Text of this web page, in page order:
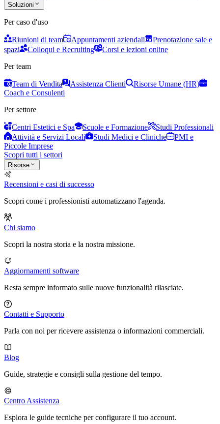
Soluzioni
Per caso d'uso
Riunioni di team Appuntamenti aziendali
Prenotazione sale e
spazi
Colloqui e Recruiting
Corsi e lezioni online
Per team
Team di Vendita Assistenza Clienti
Risorse Umane (HR)
Coach e Consulenti
Per settore
Centri Estetici e Spa Scuole e Formazione
Studi Professionali
Attività e Servizi Locali
Studi Medici e Cliniche
PMI e
Piccole Imprese
Scopri tutti i settori
Risorse
Recensioni e casi di successo
Scopri come i professionisti automatizzano l'agenda.
Chi siamo
Scopri la nostra storia e la nostra missione.
Aggiornamenti software
Resta sempre informato sulle nuove funzionalità rilasciate.
Contatti e Supporto
Parla con noi per ricevere assistenza o informazioni commerciali.
Blog
Guide, strategie e consigli sulla gestione del tempo.
Centro Assistenza
Esplora le guide tecniche per configurare il tuo account.